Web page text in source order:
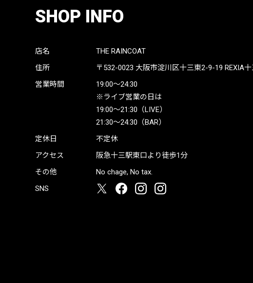
SHOP INFO
店名
THE RAINCOAT
住所
〒532-0023 大阪市淀川区十三東2-9-19 REXIA
営業時間
19:00〜24:30
※ライブ営業の日は
19:00〜21:30（LIVE）
21:30〜24:30（BAR）
定休日
不定休
アクセス
阪急十三駅東口より徒歩1分
その他
No chage, No tax.
SNS